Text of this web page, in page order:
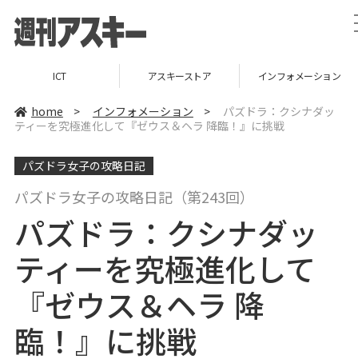
アスキーストア インフォメーション TOP
home > インフォメーション >
パズドラ：クシナダッ
ティーを究極進化して『ゼウス＆ヘラ 降臨！』に挑戦
パズドラ女子の攻略日記
パズドラ女子の攻略日記（第243回）
パズドラ：クシナダッ
ティーを究極進化して
『ゼウス＆ヘラ 降
臨！』に挑戦